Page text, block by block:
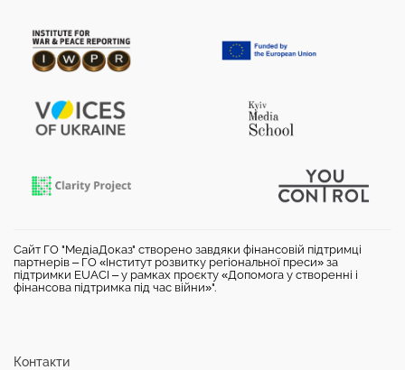
Сайт ГО "МедіаДоказ" створено завдяки фінансовій підтримці
партнерів – ГО «Інститут розвитку регіональної преси» за
підтримки EUACI – у рамках проєкту «Допомога у створенні і
фінансова підтримка під час війни»".
Контакти